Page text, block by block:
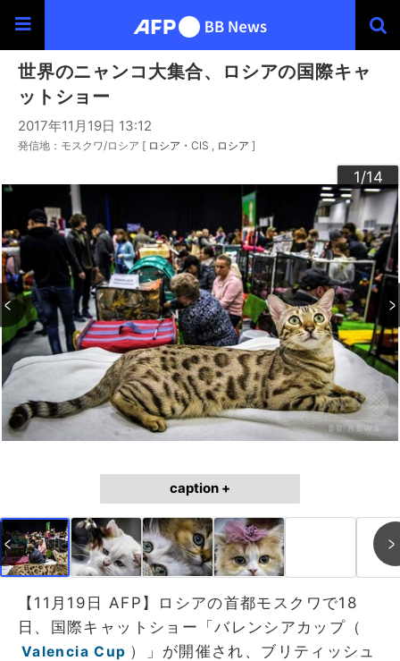
世界のニャンコ大集合、ロシアの国際キャ
ットショー
2017年11月19日 13:12
発信地：モスクワ/ロシア [ ロシア・CIS ロシア ]
1/14
2/14
3/14
4/14
5/14
6/14
7/14
8/14
9/14
10/14
11/14
12/14
13/14
14/14
caption +
【11月19日 AFP】ロシアの首都モスクワで18
日、国際キャットショー「バレンシアカップ（
Valencia Cup ）」が開催され、ブリティッシュ